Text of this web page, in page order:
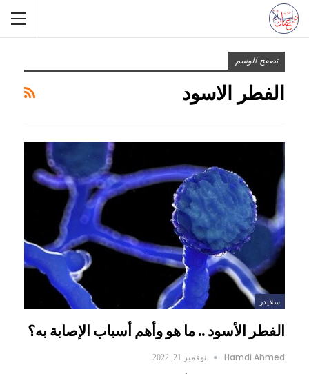
تصفح الوسم
الفطر الاسود
سلايدر
الفطر الأسود .. ما هو وأهم أسباب الإصابة به؟
Hamdi Ahmed نوفمبر 21, 2022